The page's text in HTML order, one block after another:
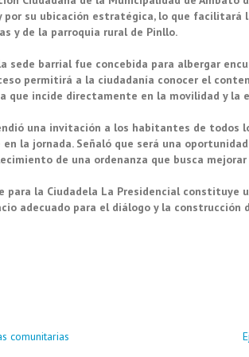
por su ubicación estratégica, lo que
y de la parroquia rural de Pinllo.
sede barrial fue concebida para albergar
permitirá a la ciudadanía conocer el
que incide directamente en la movilidad y la
una invitación a los habitantes de todos
la jornada. Señaló que será una
de una ordenanza que busca
para la Ciudadela La Presidencial constituye
adecuado para el diálogo y la construcción
comunitarias